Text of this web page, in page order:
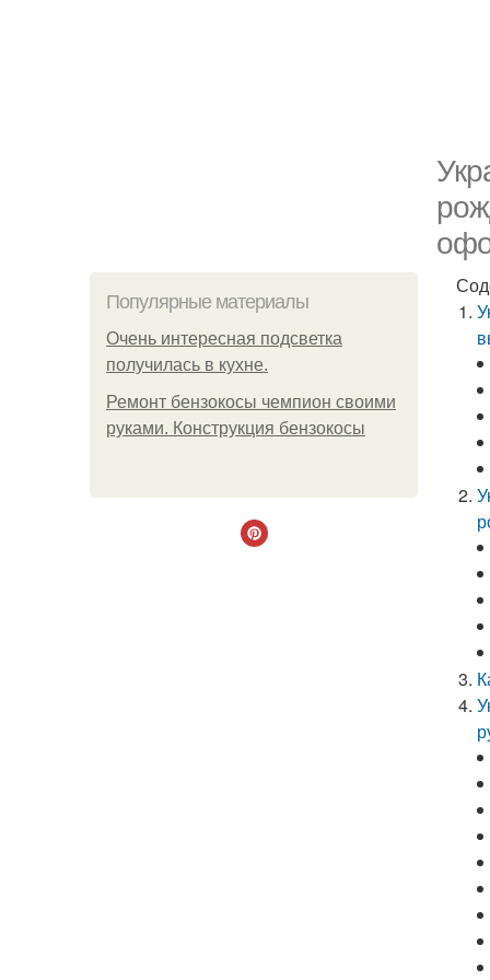
Популярные материалы
Очень интересная подсветка
получилась в кухне.
Ремонт бензокосы чемпион своими
руками. Конструкция бензокосы